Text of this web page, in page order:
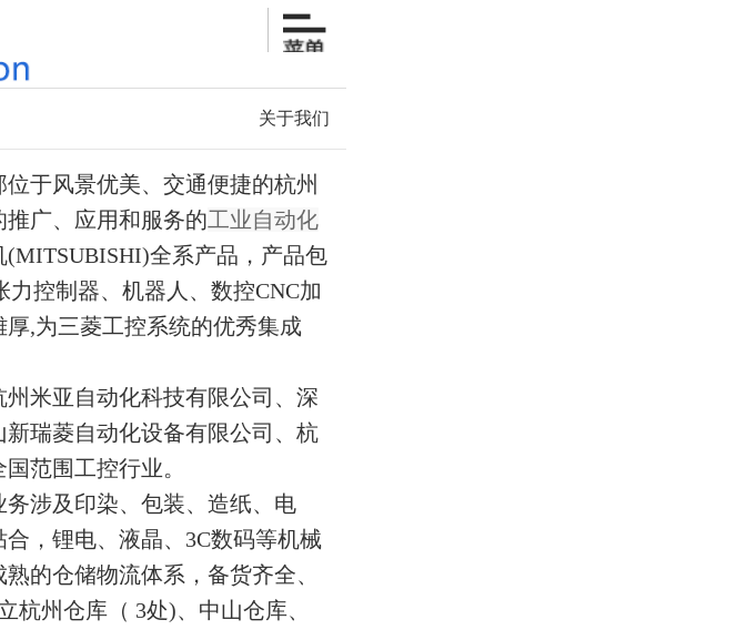
关于我们
于风景优美、交通便捷的杭州
广、应用和服务的工业自动化
(MITSUBISHI)全系产品，产品包
力控制器、机器人、数控CNC加
,为三菱工控系统的优秀集成
米亚自动化科技有限公司、深
瑞菱自动化设备有限公司、杭
范围工控行业。
涉及印染、包装、造纸、电
，锂电、液晶、3C数码等机械
的仓储物流体系，备货齐全、
杭州仓库（ 3处)、中山仓库、